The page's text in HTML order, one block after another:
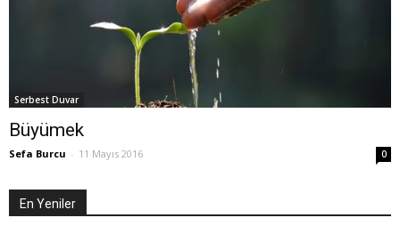
Serbest Duvar
Büyümek
Sefa Burcu - 11 Mayıs 2016 0
En Yeniler